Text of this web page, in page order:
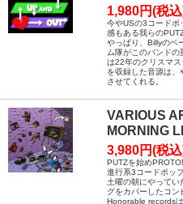
1,980円(税
今やUSの3コードポ
感もある我らの
やっぱり、Billyのベ
ム隊がこのバンドの
は22年のクリスマ
を収録した音源は
させてくれる。
VARIOUS
MORNING
3,980円(税
PUTZを始め
進行系3コードポッ
土曜の朝にやってい
グをカバーしたコ
Honorable records